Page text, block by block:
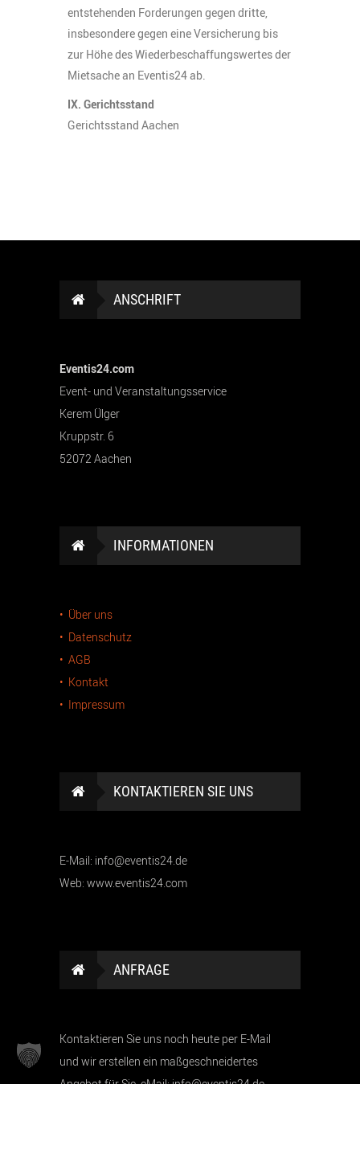
entstehenden Forderungen gegen dritte,
insbesondere gegen eine Versicherung bis
zur Höhe des Wiederbeschaffungswertes der
Mietsache an Eventis24 ab.
IX. Gerichtsstand
Gerichtsstand Aachen
ANSCHRIFT
Eventis24.com
Event- und Veranstaltungsservice
Kerem Ülger
Kruppstr. 6
52072 Aachen
INFORMATIONEN
• Über uns
• Datenschutz
• AGB
• Kontakt
• Impressum
KONTAKTIEREN SIE UNS
E-Mail: info@eventis24.de
Web: www.eventis24.com
ANFRAGE
Kontaktieren Sie uns noch heute per E-Mail
und wir erstellen ein maßgeschneidertes
Angebot für Sie. eMail: info@eventis24.de